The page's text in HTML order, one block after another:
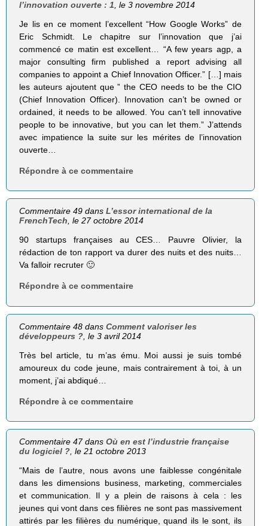
l’innovation ouverte : 1 , le 3 novembre 2014
Je lis en ce moment l’excellent “How Google Works” de
Eric Schmidt. Le chapitre sur l’innovation que j’ai
commencé ce matin est excellent… “A few years agp, a
major consulting firm published a report advising all
companies to appoint a Chief Innovation Officer.” […] mais
les auteurs ajoutent que ” the CEO needs to be the CIO
(Chief Innovation Officer). Innovation can’t be owned or
ordained, it needs to be allowed. You can’t tell innovative
people to be innovative, but you can let them.” J’attends
avec impatience la suite sur les mérites de l’innovation
ouverte…
Répondre à ce commentaire
Commentaire 49 dansL’essor international de la
FrenchTech, le 27 octobre 2014
90 startups françaises au CES… Pauvre Olivier, la
rédaction de ton rapport va durer des nuits et des nuits…
Va falloir recruter 🙂
Répondre à ce commentaire
Commentaire 48 dansComment valoriser les
développeurs ? , le 3 avril 2014
Très bel article, tu m’as ému. Moi aussi je suis tombé
amoureux du code jeune, mais contrairement à toi, à un
moment, j’ai abdiqué…
Répondre à ce commentaire
Commentaire 47 dansOù en est l’industrie française
du logiciel ? , le 21 octobre 2013
“Mais de l’autre, nous avons une faiblesse congénitale
dans les dimensions business, marketing, commerciales
et communication. Il y a plein de raisons à cela : les
jeunes qui vont dans ces filières ne sont pas massivement
attirés par les filières du numérique, quand ils le sont, ils